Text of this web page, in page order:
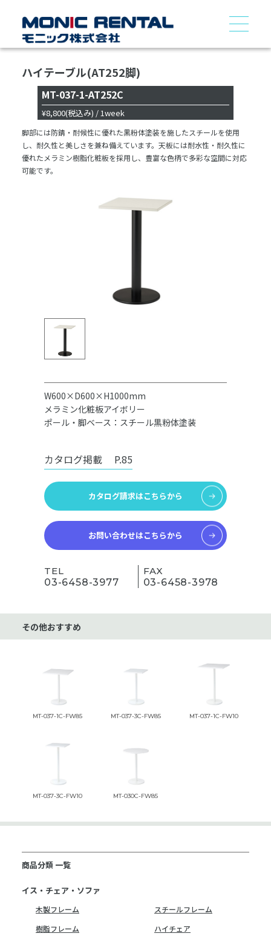
ハイテーブル(AT252脚)
MT-037-1-AT252C
¥8,800(税込み) / 1week
脚部には防錆・耐候性に優れた黒粉体塗装を施したスチールを使用
し、耐久性と美しさを兼ね備えています。天板には耐水性・耐久性に
優れたメラミン樹脂化粧板を採用し、豊富な色柄で多彩な空間に対応
可能です。
W600×D600×H1000mm
メラミン化粧板アイボリー
ポール・脚ベース：スチール黒粉体塗装
カタログ掲載 P.85
カタログ請求はこちらから
お問い合わせはこちらから
TEL
03-6458-3977
FAX
03-6458-3978
その他おすすめ
MT-037-1C-FW85 MT-037-3C-FW85 MT-037-1C-FW10
MT-037-3C-FW10 MT-030C-FW85
商品分類 一覧
イス・チェア・ソファ
木製フレーム
スチールフレーム
樹脂フレーム
ハイチェア